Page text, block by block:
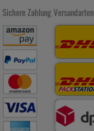
Sichere Zahlung Versandarten